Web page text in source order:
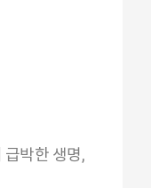
박한 생명,